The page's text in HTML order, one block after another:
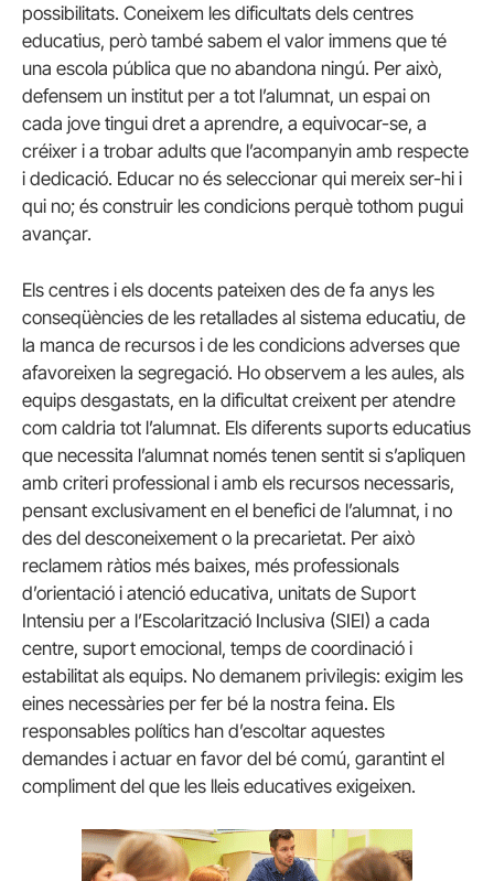
possibilitats. Coneixem les dificultats dels centres
educatius, però també sabem el valor immens que té
una escola pública que no abandona ningú. Per això,
defensem un institut per a tot l’alumnat, un espai on
cada jove tingui dret a aprendre, a equivocar-se, a
créixer i a trobar adults que l’acompanyin amb respecte
i dedicació. Educar no és seleccionar qui mereix ser-hi i
qui no; és construir les condicions perquè tothom pugui
avançar.
Els centres i els docents pateixen des de fa anys les
conseqüències de les retallades al sistema educatiu, de
la manca de recursos i de les condicions adverses que
afavoreixen la segregació. Ho observem a les aules, als
equips desgastats, en la dificultat creixent per atendre
com caldria tot l’alumnat. Els diferents suports educatius
que necessita l’alumnat només tenen sentit si s’apliquen
amb criteri professional i amb els recursos necessaris,
pensant exclusivament en el benefici de l’alumnat, i no
des del desconeixement o la precarietat. Per això
reclamem ràtios més baixes, més professionals
d’orientació i atenció educativa, unitats de Suport
Intensiu per a l’Escolarització Inclusiva (SIEI) a cada
centre, suport emocional, temps de coordinació i
estabilitat als equips. No demanem privilegis: exigim les
eines necessàries per fer bé la nostra feina. Els
responsables polítics han d’escoltar aquestes
demandes i actuar en favor del bé comú, garantint el
compliment del que les lleis educatives exigeixen.